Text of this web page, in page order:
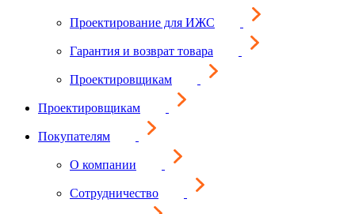
Проектирование для ИЖС
Гарантия и возврат товара
Проектировщикам
Проектировщикам
Покупателям
О компании
Сотрудничество